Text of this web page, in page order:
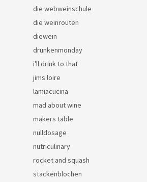
die webweinschule
die weinrouten
diewein
drunkenmonday
i'll drink to that
jims loire
lamiacucina
mad about wine
makers table
nulldosage
nutriculinary
rocket and squash
stackenblochen